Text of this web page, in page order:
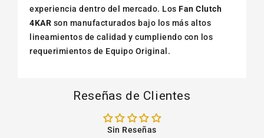
experiencia dentro del mercado. Los Fan Clutch
4KAR son manufacturados bajo los más altos
lineamientos de calidad y cumpliendo con los
requerimientos de Equipo Original.
Reseñas de Clientes
Sin Reseñas